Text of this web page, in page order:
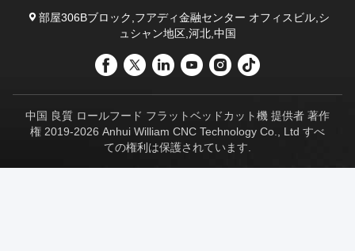
部屋306Bブロック,フアディ金融センター オフィスビル,シ
ュシャン地区,河北,中国
中国 良質 ロールフード フラットベッドカット機 提供者 著作
権 2019-2026 Anhui William CNC Technology Co., Ltd すべ
ての権利は保護されています.